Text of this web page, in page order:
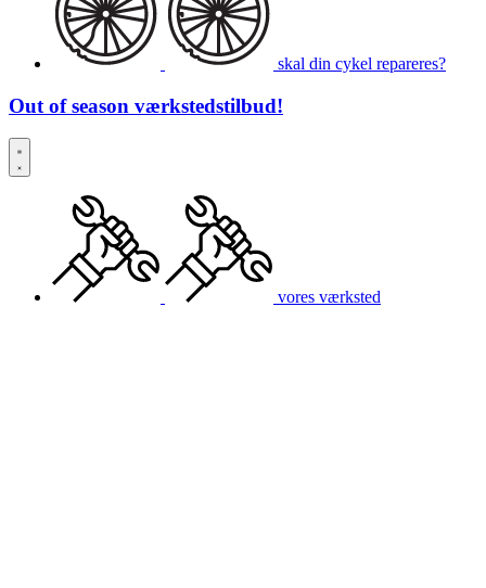
skal din cykel repareres?
Out of season værkstedstilbud!
vores værksted